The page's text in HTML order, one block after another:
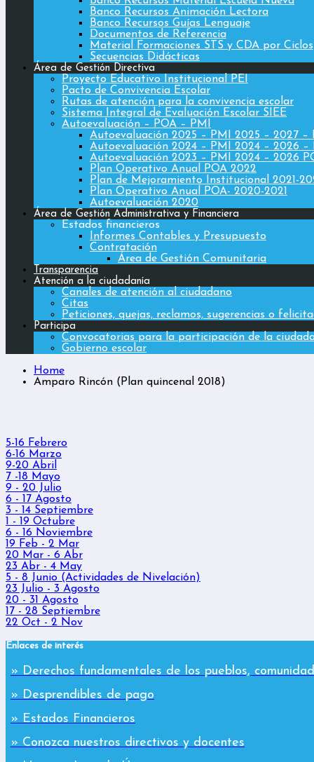
Banco Recursos Animación Lectora
Banco Recursos Guías Lenguaje
Documentos de Referencia
Material Formaciones STS y CDA por Ciclos
Secuencias Didácticas
Área de Gestión Directiva
Proyecto Educativo Institucional PEI
Pacto de Convivencia Escolar
Rutas de atención para la convivencia escolar
Sistema Integral de Evaluación Escolar SIEE
Autoevaluación – POA – PMI
Autoevaluación 2025 – PMI 2025 – 2027 –
Autoevaluación 2024 – PMI 2024 – 2026 –
Autoevaluación 2023 – PMI 2024 – 2026
Plan Operativo Anual POA 2022
Plan de Mejoramiento Institucional 2021-
Plan Operativo Anual POA- 2020-2021
Autoevaluación 2020
Área de Gestión Administrativa y Financiera
Estados financieros
Informes Contables y Presupuesto
Contratación
Área de Gestión Comunitaria
Transparencia
Atención a la ciudadanía
Canales de atención al ciudadano
Citas
Peticiones, quejas, reclamos, sugerencias o
Participa
Convocatorias para la participación de la
Gobierno escolar
Home
Amparo Rincón (Plan quincenal 2018)
5-16 Febrero
6-16 Marzo
9-20 Abril
7 -18 Mayo
9 - 20 Julio
6 - 17 Agosto
3 - 14 Septiembre
1 - 19 Octubre
6 - 16 Noviembre
19 Feb - 2 Mar
20 Mar - 6 Abr
23 Abr - 4 May
5 - 8 Junio (Actividades de Nivelación)
23 Julio - 3 Agosto
20 - 31 Agosto
17 - 28 Septiembre
22 Oct - 2 Nov
Enlaces de interés
» Derechos fundamentales de los pueblos,
» Desprendibles de pago
» Estados Financieros
» Conozca nuestros directivos y docentes